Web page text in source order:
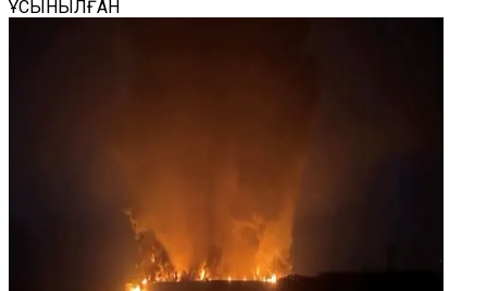
ҰСЫНЫЛҒАН